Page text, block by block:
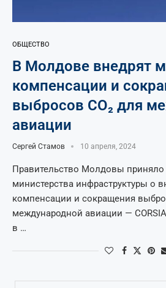
ОБЩЕСТВО
В Молдове внедрят
компенсации и
выбросов CO₂ для
авиации
Сергей Стамов 10 апреля, 2024
Правительство Молдовы приняло
министерства инфраструктуры о
компенсации и сокращения
международной авиации —
в …